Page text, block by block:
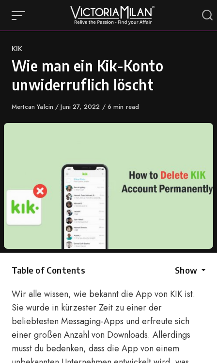
content
Category
KIK
Wie man ein Kik-Konto
unwiderruflich löscht
Author
Mertcan Yalcin
Published
Juni 27, 2022 6 min read
Table of Contents Show
Wir alle wissen, wie bekannt die App von KIK ist.
Sie wurde in kürzester Zeit zu einer der
beliebtesten Messaging-Apps und erfreute sich
einer großen Anzahl von Downloads. Allerdings
musst du bedenken, dass die App von einem